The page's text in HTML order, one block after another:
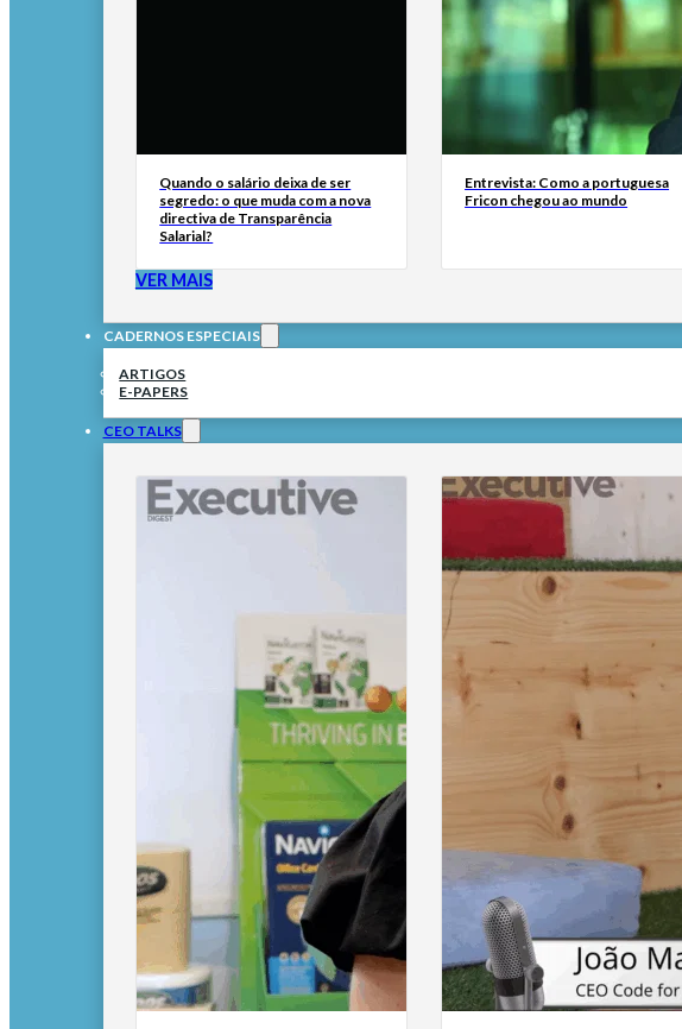
Quando o salário deixa de ser
segredo: o que muda com a nova
directiva de Transparência
Salarial?
Entrevista: Como a portuguesa
Fricon chegou ao mundo
VER MAIS
CADERNOS ESPECIAIS
ARTIGOS
E-PAPERS
CEO TALKS